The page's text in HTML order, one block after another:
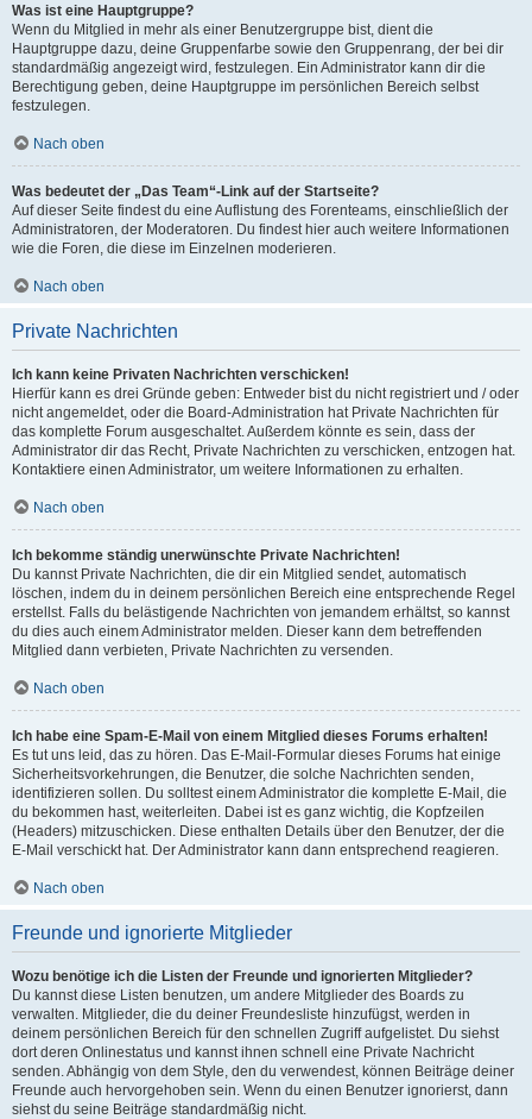
Was ist eine Hauptgruppe?
Wenn du Mitglied in mehr als einer Benutzergruppe bist, dient die
Hauptgruppe dazu, deine Gruppenfarbe sowie den Gruppenrang, der bei dir
standardmäßig angezeigt wird, festzulegen. Ein Administrator kann dir die
Berechtigung geben, deine Hauptgruppe im persönlichen Bereich selbst
festzulegen.
Nach oben
Was bedeutet der „Das Team“-Link auf der Startseite?
Auf dieser Seite findest du eine Auflistung des Forenteams, einschließlich der
Administratoren, der Moderatoren. Du findest hier auch weitere Informationen
wie die Foren, die diese im Einzelnen moderieren.
Nach oben
Private Nachrichten
Ich kann keine Privaten Nachrichten verschicken!
Hierfür kann es drei Gründe geben: Entweder bist du nicht registriert und / oder
nicht angemeldet, oder die Board-Administration hat Private Nachrichten für
das komplette Forum ausgeschaltet. Außerdem könnte es sein, dass der
Administrator dir das Recht, Private Nachrichten zu verschicken, entzogen hat.
Kontaktiere einen Administrator, um weitere Informationen zu erhalten.
Nach oben
Ich bekomme ständig unerwünschte Private Nachrichten!
Du kannst Private Nachrichten, die dir ein Mitglied sendet, automatisch
löschen, indem du in deinem persönlichen Bereich eine entsprechende Regel
erstellst. Falls du belästigende Nachrichten von jemandem erhältst, so kannst
du dies auch einem Administrator melden. Dieser kann dem betreffenden
Mitglied dann verbieten, Private Nachrichten zu versenden.
Nach oben
Ich habe eine Spam-E-Mail von einem Mitglied dieses Forums erhalten!
Es tut uns leid, das zu hören. Das E-Mail-Formular dieses Forums hat einige
Sicherheitsvorkehrungen, die Benutzer, die solche Nachrichten senden,
identifizieren sollen. Du solltest einem Administrator die komplette E-Mail, die
du bekommen hast, weiterleiten. Dabei ist es ganz wichtig, die Kopfzeilen
(Headers) mitzuschicken. Diese enthalten Details über den Benutzer, der die
E-Mail verschickt hat. Der Administrator kann dann entsprechend reagieren.
Nach oben
Freunde und ignorierte Mitglieder
Wozu benötige ich die Listen der Freunde und ignorierten Mitglieder?
Du kannst diese Listen benutzen, um andere Mitglieder des Boards zu
verwalten. Mitglieder, die du deiner Freundesliste hinzufügst, werden in
deinem persönlichen Bereich für den schnellen Zugriff aufgelistet. Du siehst
dort deren Onlinestatus und kannst ihnen schnell eine Private Nachricht
senden. Abhängig von dem Style, den du verwendest, können Beiträge deiner
Freunde auch hervorgehoben sein. Wenn du einen Benutzer ignorierst, dann
siehst du seine Beiträge standardmäßig nicht.